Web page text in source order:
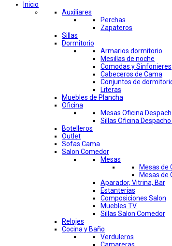
Inicio
Auxiliares
Perchas
Zapateros
Sillas
Dormitorio
Armarios dormitorio
Mesillas de noche
Comodas y Sinfonieres
Cabeceros de Cama
Conjuntos de
Literas
Muebles de Plancha
Oficina
Mesas Oficina
Sillas Oficina
Botelleros
Outlet
Sofas Cama
Salon Comedor
Mesas
Mesas de
Mesas de
Aparador, Vitrina, Bar
Estanterias
Composiciones Salon
Muebles TV
Sillas Salon Comedor
Relojes
Cocina y Baño
Verduleros